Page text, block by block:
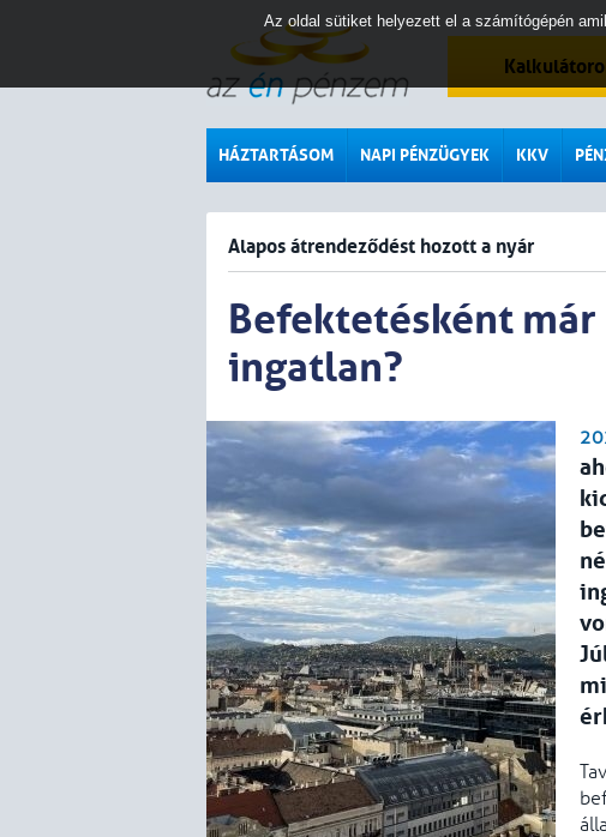
HÁZTARTÁSOM NAPI PÉNZÜGYEK KKV
Alapos átrendeződést hozott a nyár
Befektetésként
ingatlan?
Az oldal sütiket helyezett el a számítógépén